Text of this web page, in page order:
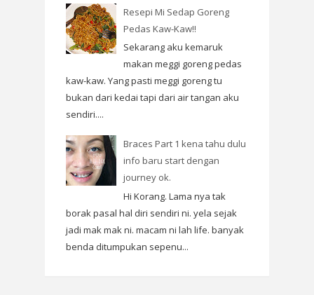
Resepi Mi Sedap Goreng
Pedas Kaw-Kaw!!
Sekarang aku kemaruk
makan meggi goreng pedas
kaw-kaw. Yang pasti meggi goreng tu
bukan dari kedai tapi dari air tangan aku
sendiri....
Braces Part 1 kena tahu dulu
info baru start dengan
journey ok.
Hi Korang. Lama nya tak
borak pasal hal diri sendiri ni. yela sejak
jadi mak mak ni. macam ni lah life. banyak
benda ditumpukan sepenu...